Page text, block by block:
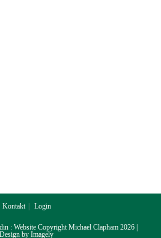
Kontakt Login
: Website Copyright Michael Clapham 2026 |
Design by Imagely